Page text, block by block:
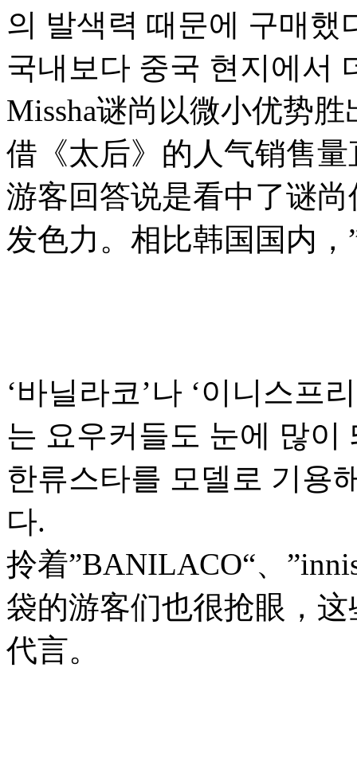
의 발색력 때문에 구매했
국내보다 중국 현지에서
Missha谜尚以微小优势
借《太后》的人气销售
游客回答说是看中了谜
发色力。相比韩国国内
‘바닐라코’나 ‘이니스프
는 요우커들도 눈에 많이
한류스타를 모델로 기용
다.
拎着”BANILACO“、
袋的游客们也很抢眼，
代言。